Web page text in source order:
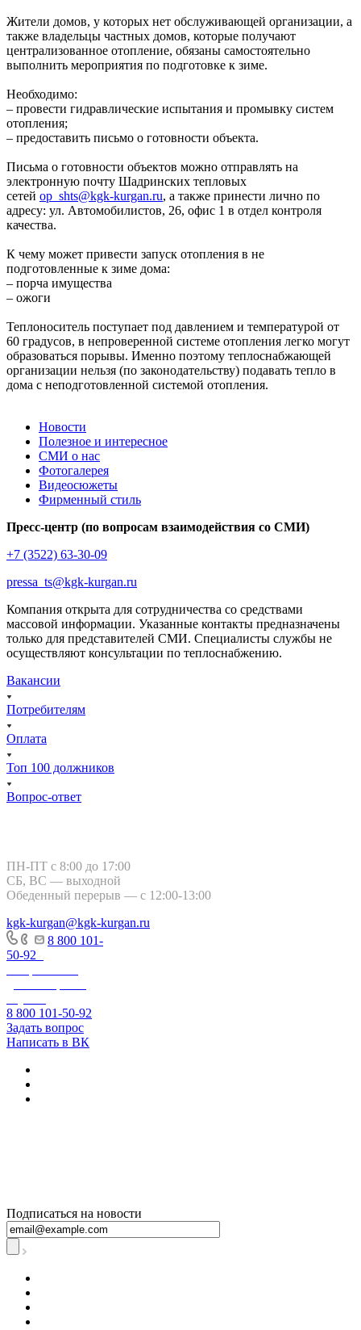
Жители домов, у которых нет обслуживающей организации, а
также владельцы частных домов, которые получают
централизованное отопление, обязаны самостоятельно
выполнить мероприятия по подготовке к зиме.
Необходимо:
– провести гидравлические испытания и промывку систем
отопления;
– предоставить письмо о готовности объекта.
Письма о готовности объектов можно отправлять на
электронную почту Шадринских тепловых
сетей op_shts@kgk-kurgan.ru, а также принести лично по
адресу: ул. Автомобилистов, 26, офис 1 в отдел контроля
качества.
К чему может привести запуск отопления в не
подготовленные к зиме дома:
– порча имущества
– ожоги
Теплоноситель поступает под давлением и температурой от
60 градусов, в непроверенной системе отопления легко могут
образоваться порывы. Именно поэтому теплоснабжающей
организации нельзя (по законодательству) подавать тепло в
дома с неподготовленной системой отопления.
Новости
Полезное и интересное
СМИ о нас
Фотогалерея
Видеосюжеты
Фирменный стиль
Пресс-центр (по вопросам взаимодействия со СМИ)
+7 (3522) 63-30-09
pressa_ts@kgk-kurgan.ru
Компания открыта для сотрудничества со средствами
массовой информации. Указанные контакты предназначены
только для представителей СМИ. Специалисты службы не
осуществляют консультации по теплоснабжению.
Вакансии
Потребителям
Оплата
Топ 100 должников
Вопрос-ответ
ПН-ПТ с 8:00 до 17:00
СБ, ВС — выходной
Обеденный перерыв — с 12:00-13:00
kgk-kurgan@kgk-kurgan.ru
8 800 101-
50-92
8 800 101-50-92
Задать вопрос
Написать в ВК
Подписаться на новости